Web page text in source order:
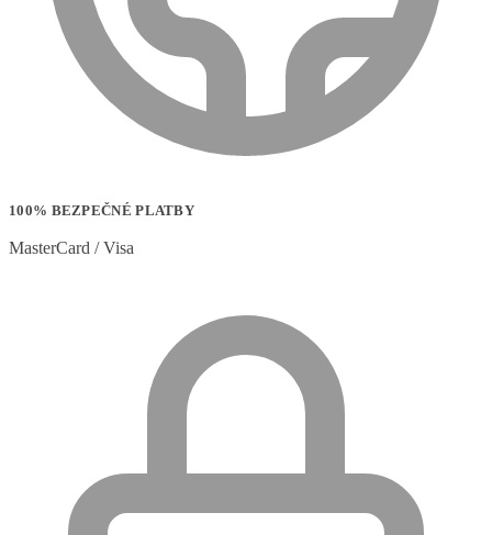
100% BEZPEČNÉ PLATBY
MasterCard / Visa